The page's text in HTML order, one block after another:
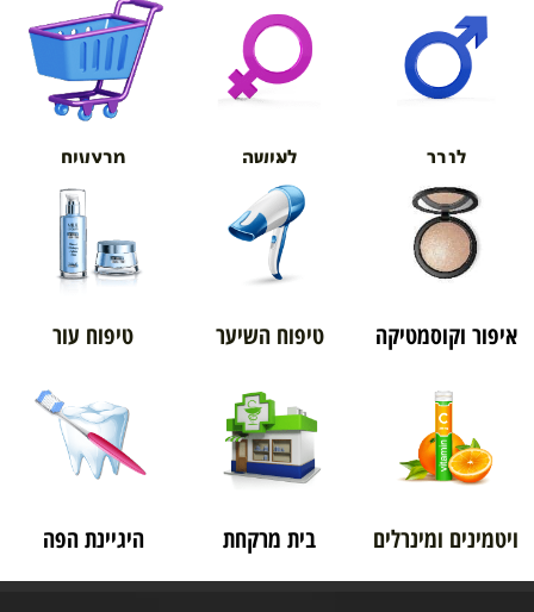
אורטופדיה
לגבר לאישה מבצעים
איפור וקוסמטיקה טיפוח השיער טיפוח עור
ויטמינים ומינרלים בית מרקחת היגיינת הפה